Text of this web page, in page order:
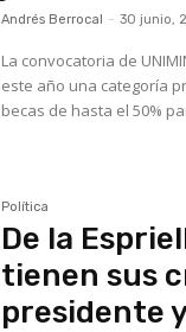
Andrés Berrocal - 30 junio,
La convocatoria de
este año una categoría
becas de hasta el 50%
Política
De la
tienen sus
presidente